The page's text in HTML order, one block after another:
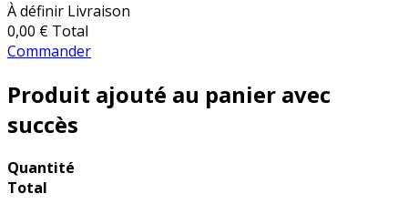
À définir Livraison
0,00 € Total
Commander
Produit ajouté au panier avec
succès
Quantité
Total